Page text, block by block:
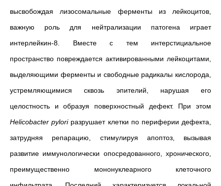
высвобождая лизосомальные ферменты из лейкоцитов,
важную роль для нейтрализации патогена играет
интерлейкин-8. Вместе с тем интерстициальное
пространство повреждается активированными лейкоцитами,
выделяющими ферменты и свободные радикалы кислорода,
устремляющимися сквозь эпителий, нарушая его
целостность и образуя поверхностный дефект. При этом
Helicobacterpylori разрушает клетки по периферии дефекта,
затрудняя репарацию, стимулируя апоптоз, вызывая
развитие иммунологически опосредованного, хронического,
преимущественно мононуклеарного клеточного